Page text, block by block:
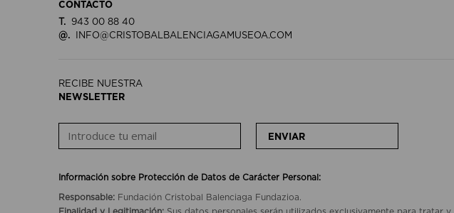
CONTACTO
T.
943 00 88 40
@.
INFO@CRISTOBALBALENCIAGAMUSEOA.COM
RECIBE NUESTRA
NEWSLETTER
ENVIAR
Información sobre Protección de Datos de Carácter Personal:
Responsable: Fundación Cristobal Balenciaga Fundazioa.